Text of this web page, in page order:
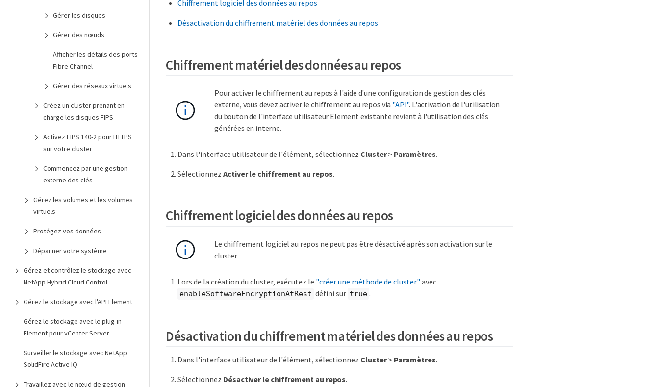
Gérer les disques
Gérer des nœuds
Afficher les détails des ports
Fibre Channel
Gérer des réseaux virtuels
Créez un cluster prenant en
charge les disques FIPS
Activez FIPS 140-2 pour HTTPS
sur votre cluster
Commencez par une gestion
externe des clés
Gérez les volumes et les volumes
virtuels
Protégez vos données
Dépanner votre système
Gérez et contrôlez le stockage avec
NetApp Hybrid Cloud Control
Gérez le stockage avec l'API Element
Gérez le stockage avec le plug-in
Element pour vCenter Server
Surveiller le stockage avec NetApp
SolidFire Active IQ
Travaillez avec le nœud de gestion
Chiffrement logiciel des données au repos
Désactivation du chiffrement matériel des données au repos
Chiffrement matériel des données au repos
Pour activer le chiffrement au repos à l'aide d'une configuration de gestion des clés
externe, vous devez activer le chiffrement au repos via "API". L'activation de l'utilisation
du bouton de l'interface utilisateur Element existante revient à l'utilisation des clés
générées en interne.
Dans l'interface utilisateur de l'élément, sélectionnez Cluster> Paramètres.
Sélectionnez Activer le chiffrement au repos.
Chiffrement logiciel des données au repos
Le chiffrement logiciel au repos ne peut pas être désactivé après son activation sur le
cluster.
Lors de la création du cluster, exécutez le "créer une méthode de cluster" avec
enableSoftwareEncryptionAtRest défini sur true .
Désactivation du chiffrement matériel des données au repos
Dans l'interface utilisateur de l'élément, sélectionnez Cluster> Paramètres.
Sélectionnez Désactiver le chiffrement au repos.